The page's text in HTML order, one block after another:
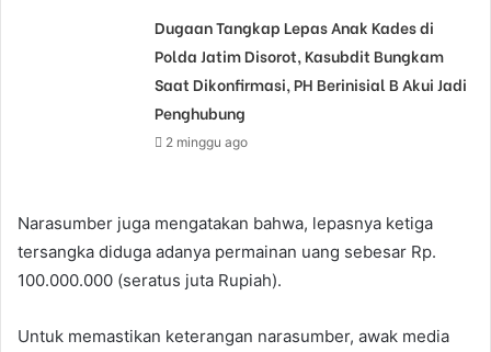
Dugaan Tangkap Lepas Anak Kades di
Polda Jatim Disorot, Kasubdit Bungkam
Saat Dikonfirmasi, PH Berinisial B Akui Jadi
Penghubung
2 minggu ago
Narasumber juga mengatakan bahwa, lepasnya ketiga
tersangka diduga adanya permainan uang sebesar Rp.
100.000.000 (seratus juta Rupiah).
Untuk memastikan keterangan narasumber, awak media